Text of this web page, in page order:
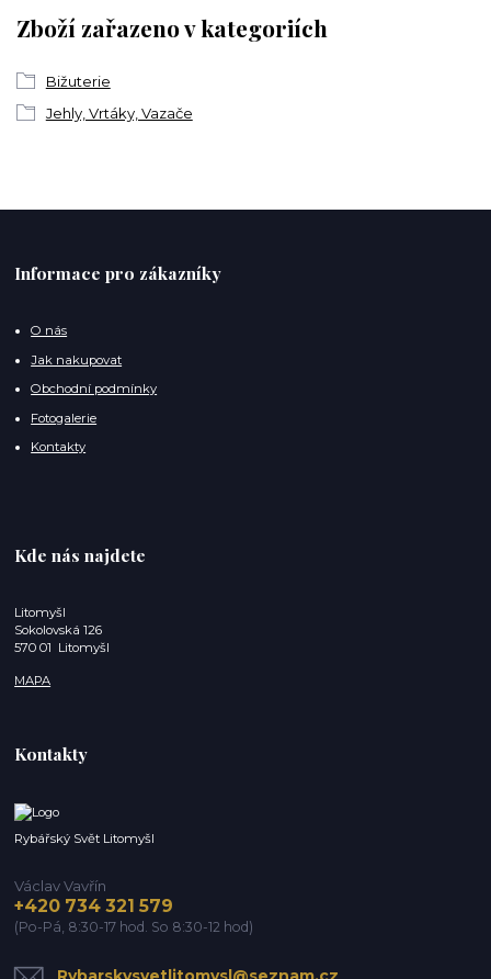
Zboží zařazeno v kategoriích
Bižuterie
Jehly, Vrtáky, Vazače
Informace pro zákazníky
O nás
Jak nakupovat
Obchodní podmínky
Fotogalerie
Kontakty
Kde nás najdete
Litomyšl
Sokolovská 126
570 01 Litomyšl
MAPA
Kontakty
Rybářský Svět Litomyšl
Václav Vavřín
+420 734 321 579
(Po-Pá, 8:30-17 hod. So 8:30-12 hod)